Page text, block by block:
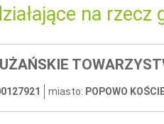
na rzecz
miasto: POPOWO